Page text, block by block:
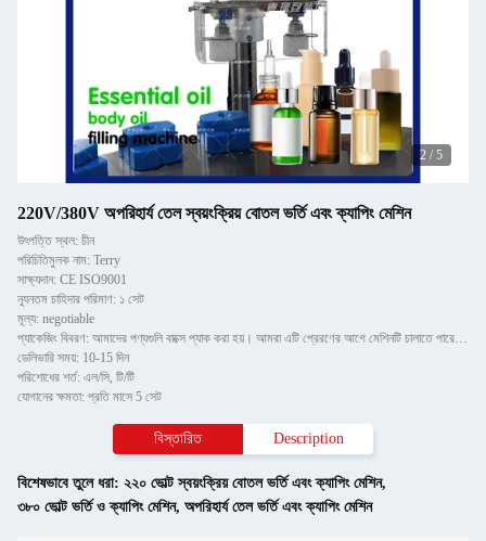
2 / 5
220V/380V অপরিহার্য তেল স্বয়ংক্রিয় বোতল ভর্তি এবং ক্যাপিং মেশিন
উৎপত্তি স্থল: চীন
পরিচিতিমুলক নাম: Terry
সাক্ষ্যদান: CE ISO9001
ন্যূনতম চাহিদার পরিমাণ: ১ সেট
মূল্য: negotiable
প্যাকেজিং বিবরণ: আমাদের পণ্যগুলি বাক্সে প্যাক করা হয়। আমরা এটি প্রেরণের আগে মেশিনটি চালাতে পারে কিনা তা পরীক্ষা করব।
ডেলিভারি সময়: 10-15 দিন
পরিশোধের শর্ত: এল/সি, টি/টি
যোগানের ক্ষমতা: প্রতি মাসে 5 সেট
বিস্তারিত Description
বিশেষভাবে তুলে ধরা: ২২০ ভোল্ট স্বয়ংক্রিয় বোতল ভর্তি এবং ক্যাপিং মেশিন,
৩৮০ ভোল্ট ভর্তি ও ক্যাপিং মেশিন, অপরিহার্য তেল ভর্তি এবং ক্যাপিং মেশিন